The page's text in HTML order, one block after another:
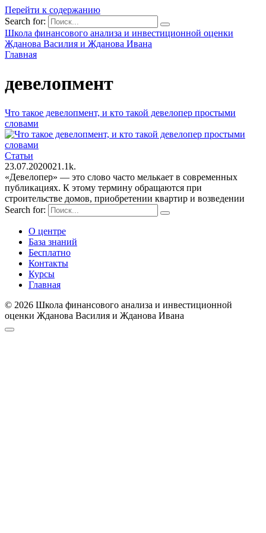
Перейти к содержанию
Search for:
Школа финансового анализа и инвестиционной оценки
Жданова Василия и Жданова Ивана
Главная
девелопмент
Что такое девелопмент, и кто такой девелопер простыми
словами
Статьи
23.07.2020021.1k.
«Девелопер» — это слово часто мелькает в современных
публикациях. К этому термину обращаются при
строительстве домов, приобретении квартир и возведении
Search for:
О центре
База знаний
Бесплатно
Контакты
Курсы
Главная
© 2026 Школа финансового анализа и инвестиционной
оценки Жданова Василия и Жданова Ивана